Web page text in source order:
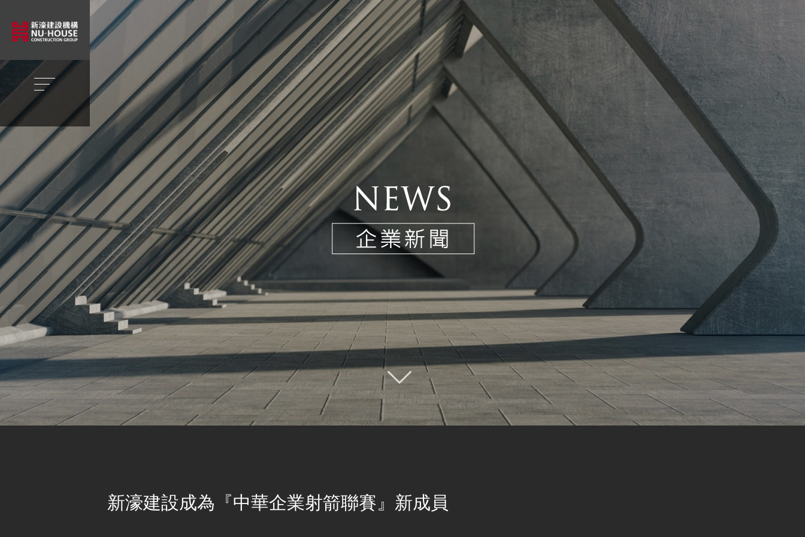
1
2
3
新濠建設成為『中華企業射箭聯賽』新成員